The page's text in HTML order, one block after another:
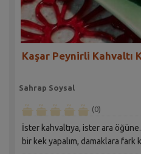
Kaşar Peynirli Kahvaltı
Sahrap Soysal
(0)
İster kahvaltıya, ister ara
bir kek yapalım, damaklara fark